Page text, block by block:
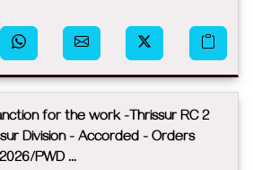
for the work -Thrissur RC 2
Division - Accorded - Orders
PWD ...